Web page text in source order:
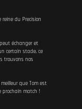
du Precision
échanger et
certain stade, ce
trouvons nos
que Tom est
prochain match !